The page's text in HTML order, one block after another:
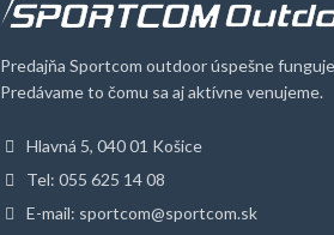
Predajňa Sportcom outdoor úspešne
Predávame to čomu sa aj aktívne venujeme.
Hlavná 5, 040 01 Košice
Tel: 055 625 14 08
E-mail: sportcom@sportcom.sk